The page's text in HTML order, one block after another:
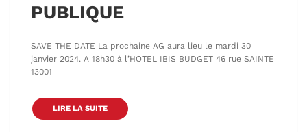
PUBLIQUE
SAVE THE DATE La prochaine AG aura lieu le mardi 30
janvier 2024. A 18h30 à l’HOTEL IBIS BUDGET 46 rue SAINTE
13001
LIRE LA SUITE